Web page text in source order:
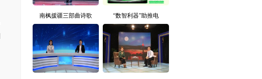
南枫援疆三部曲诗歌 “数智利器”助推电